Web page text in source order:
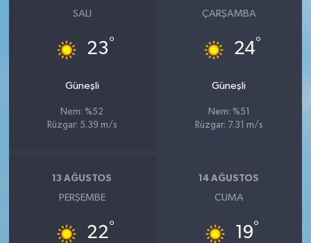
SALI
23°
Güneşli
Nem: %52
Rüzgar: 5.39 m/s
ÇARŞAMBA
24°
Güneşli
Nem: %51
Rüzgar: 7.31 m/s
13 AĞUSTOS
PERŞEMBE
22°
14 AĞUSTOS
CUMA
19°